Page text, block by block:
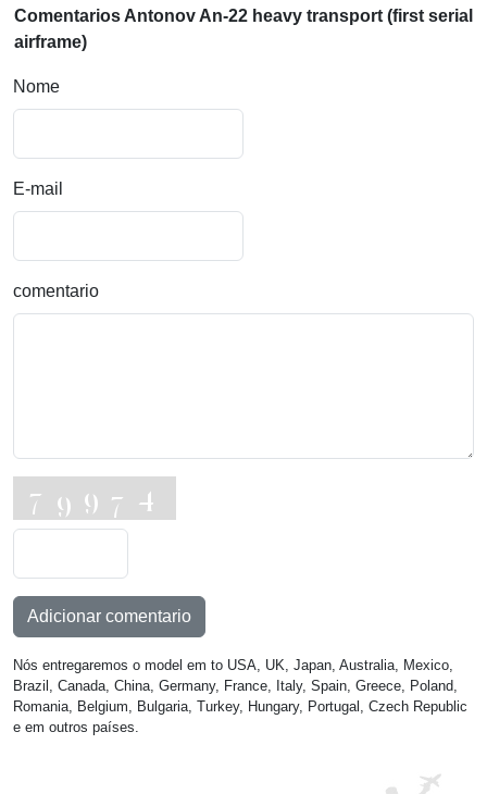
Comentarios Antonov An-22 heavy transport (first serial
airframe)
Nome
E-mail
comentario
Adicionar comentario
Nós entregaremos o model em to USA, UK, Japan, Australia, Mexico,
Brazil, Canada, China, Germany, France, Italy, Spain, Greece, Poland,
Romania, Belgium, Bulgaria, Turkey, Hungary, Portugal, Czech Republic
e em outros países.